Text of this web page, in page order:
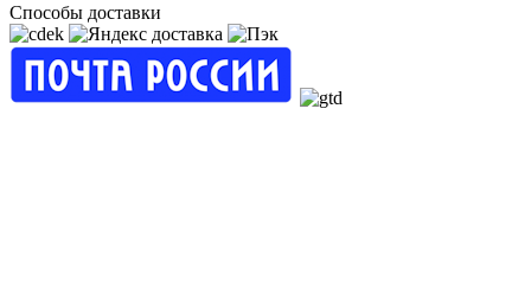
Способы доставки